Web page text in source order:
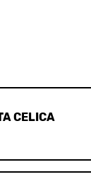
CELICA